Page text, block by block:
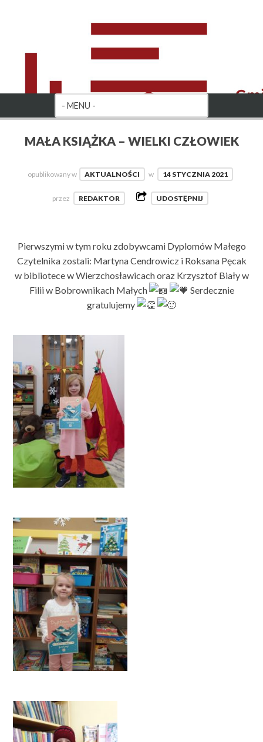
MAŁA KSIĄŻKA – WIELKI CZŁOWIEK
opublikowany w AKTUALNOŚCI w 14 STYCZNIA 2021
przez REDAKTOR UDOSTĘPNIJ
Pierwszymi w tym roku zdobywcami Dyplomów Małego
Czytelnika zostali: Martyna Cendrowicz i Roksana Pęcak
w bibliotece w Wierzchosławicach oraz Krzysztof Biały w
Filii w Bobrownikach Małych
Serdecznie
gratulujemy